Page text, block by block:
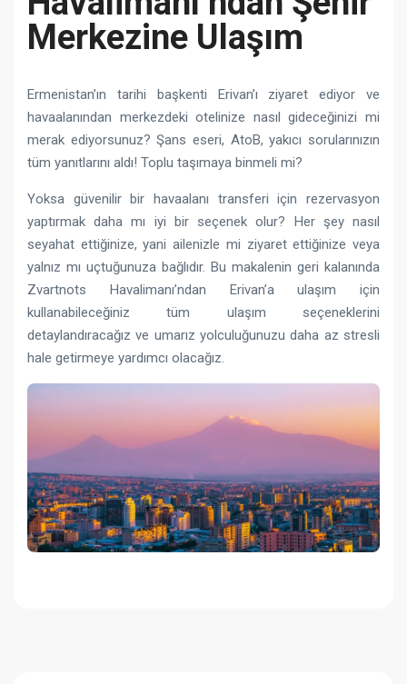
Merkezine Ulaşım
Ermenistan’ın tarihi başkenti Erivan’ı ziyaret ediyor ve
havaalanından merkezdeki otelinize nasıl gideceğinizi mi
merak ediyorsunuz? Şans eseri, AtoB, yakıcı sorularınızın
tüm yanıtlarını aldı! Toplu taşımaya binmeli mi?
Yoksa güvenilir bir havaalanı transferi için rezervasyon
yaptırmak daha mı iyi bir seçenek olur? Her şey nasıl
seyahat ettiğinize, yani ailenizle mi ziyaret ettiğinize veya
yalnız mı uçtuğunuza bağlıdır. Bu makalenin geri kalanında
Zvartnots Havalimanı’ndan Erivan’a ulaşım için
kullanabileceğiniz tüm ulaşım seçeneklerini
detaylandıracağız ve umarız yolculuğunuzu daha az stresli
hale getirmeye yardımcı olacağız.